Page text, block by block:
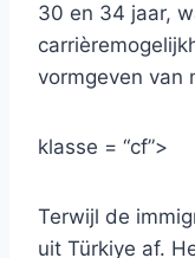
30 en 34 jaar,
vormgeven van
klasse = “cf”>
Terwijl de
uit Türkiye af.